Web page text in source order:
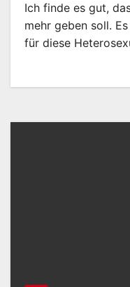
Ich finde es gut,
mehr geben soll.
für diese